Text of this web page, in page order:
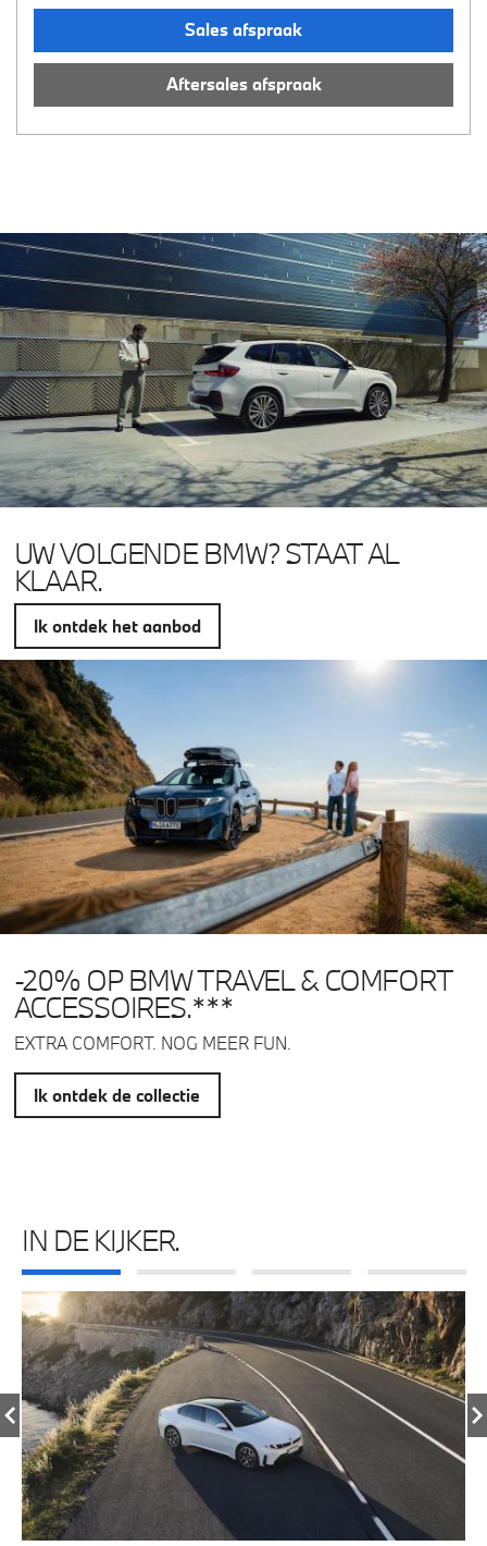
Sales afspraak
Aftersales afspraak
UW VOLGENDE BMW? STAAT AL
KLAAR.
Ik ontdek het aanbod
-20% OP BMW TRAVEL & COMFORT
ACCESSOIRES.***
EXTRA COMFORT. NOG MEER FUN.
Ik ontdek de collectie
IN DE KIJKER.